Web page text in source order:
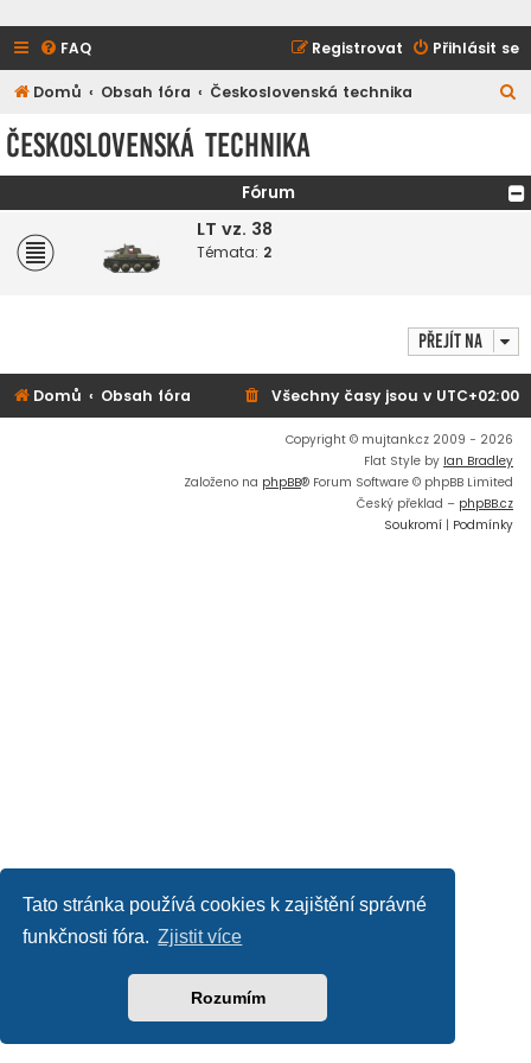
Tato stránka používá cookies k zajištění správné
funkčnosti fóra. Zjistit více
Rozumím
FAQ Přihlásit se
Registrovat
Domů Obsah fóra Československá technika
d
a
Československá technika
Fórum
LT vz. 38
Témata: 2
Přejít na
Domů Obsah fóra Všechny časy jsou v UTC+02:00
Copyright © mujtank.cz 2009 - 2026
Flat Style by Ian Bradley
Založeno na phpBB® Forum Software © phpBB Limited
Český překlad – phpBB.cz
Soukromí | Podmínky